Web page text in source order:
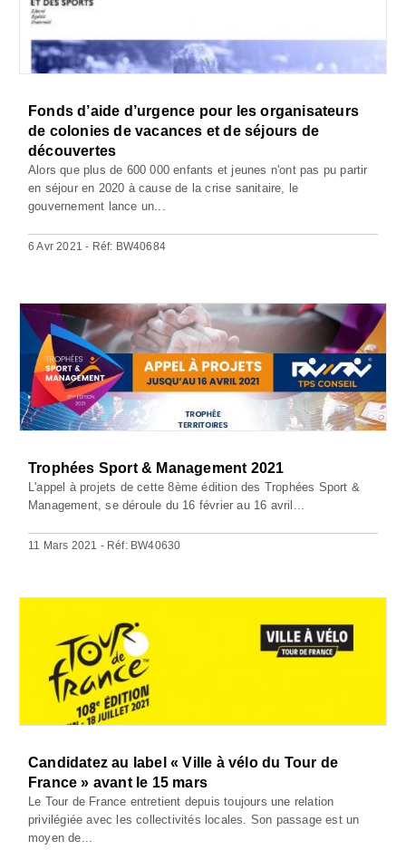
Fonds d’aide d’urgence pour les organisateurs
de colonies de vacances et de séjours de
découvertes
Alors que plus de 600 000 enfants et jeunes n'ont pas pu partir
en séjour en 2020 à cause de la crise sanitaire, le
gouvernement lance un...
6 Avr 2021 - Réf: BW40684
Trophées Sport & Management 2021
L'appel à projets de cette 8ème édition des Trophées Sport &
Management, se déroule du 16 février au 16 avril...
11 Mars 2021 - Réf: BW40630
Candidatez au label « Ville à vélo du Tour de
France » avant le 15 mars
Le Tour de France entretient depuis toujours une relation
privilégiée avec les collectivités locales. Son passage est un
moyen de...